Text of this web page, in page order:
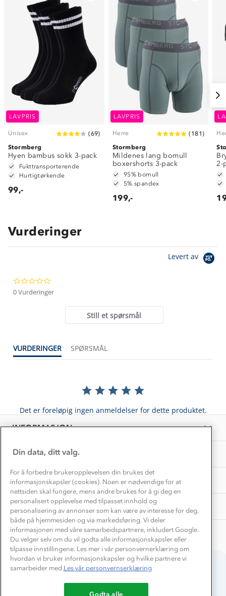
LAVPRIS
Unisex (69)
Stormberg
Hyen bambus sokk 3-pack
Fukttransporterende
Hurtigtørkende
99,-
LAVPRIS
Herre ( 181 )
Stormberg
Mildenes lang bomull
boxershorts 3-pack
95% bomull
5% spandex
199,-
2-
Vurderinger
Levert av
star
0 Vurderinger
Still et spørsmål
VURDERINGER SPØRSMÅL
Det er foreløpig ingen anmeldelser for dette produktet.
INFORMASJON
Kundeservice
Kundeklubb
Bedrift, barnehage og SFO
Presse
OM OSS
Klima og miljø
1% til samfunnet
Samarbeide med oss?
TIPS OG RÅD
Trelagsprinsippet barn
Alt du trenger til Norgesferien
Gravidklær
Vask og vedlikehold
EL-retur
Store størrelser
Turmat oppskrifter
Beredskap
AKTIVITETER
Få turinspirasjon og tips her⛰
Overnatte utendørs⛺
Leirskole 🥾
Barnehageansatt
Tips til hyttetur
Du betaler enkelt med
Din data, ditt valg.
For å forbedre brukeropplevelsen din brukes det
informasjonskapsler (cookies). Noen er nødvendige for at
nettsiden skal fungere, mens andre brukes for å gi deg en
personalisert opplevelse med tilpasset innhold og
personalisering av annonser som kan være av interesse for deg,
både på hjemmesiden og via markedsføring. Vi deler
informasjonen med våre samarbeidspartnere, inkludert Google.
Du velger selv om du vil godta alle informasjonskapsler eller
tilpasse innstillingene. Les mer i vår personvernerklæring om
hvordan vi bruker informasjonskapsler og hvilke partnere vi
samarbeider med.Les vår personvernserklæring
Godta alle